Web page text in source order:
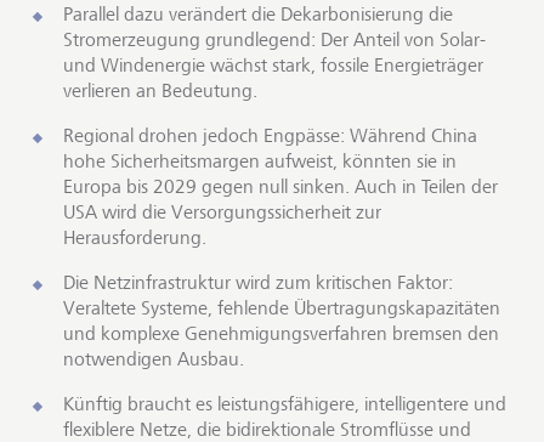
Parallel dazu verändert die Dekarbonisierung die
Stromerzeugung grundlegend: Der Anteil von Solar-
und Windenergie wächst stark, fossile Energieträger
verlieren an Bedeutung.
Regional drohen jedoch Engpässe: Während China
hohe Sicherheitsmargen aufweist, könnten sie in
Europa bis 2029 gegen null sinken. Auch in Teilen der
USA wird die Versorgungssicherheit zur
Herausforderung.
Die Netzinfrastruktur wird zum kritischen Faktor:
Veraltete Systeme, fehlende Übertragungskapazitäten
und komplexe Genehmigungsverfahren bremsen den
notwendigen Ausbau.
Künftig braucht es leistungsfähigere, intelligentere und
flexiblere Netze, die bidirektionale Stromflüsse und